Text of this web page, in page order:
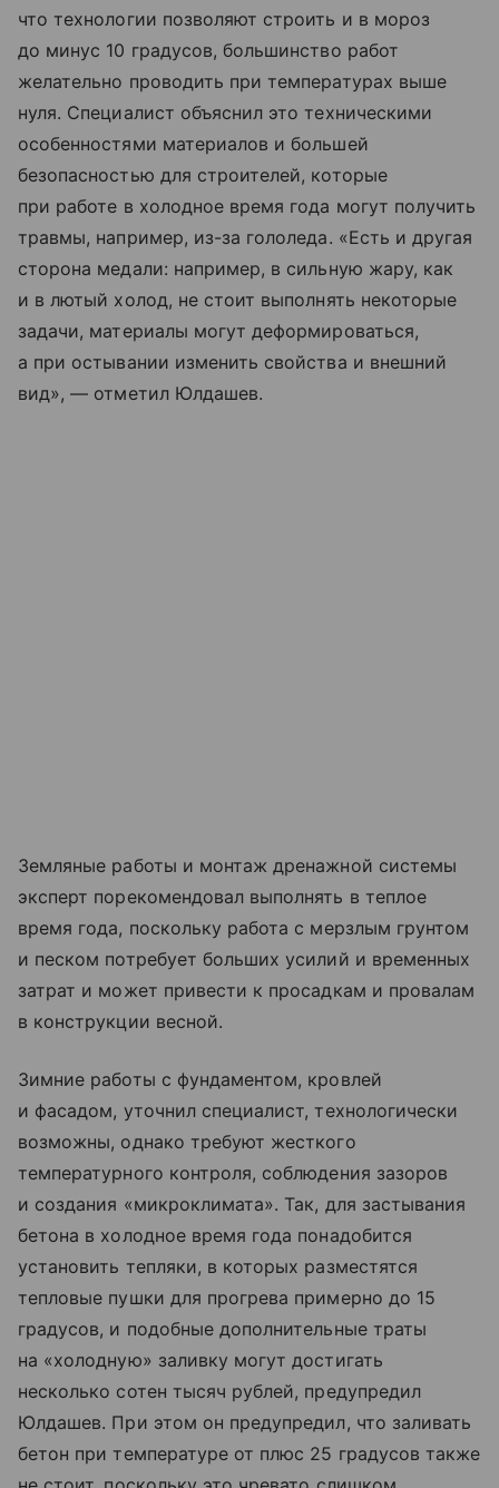
что технологии позволяют строить и в мороз
до минус 10 градусов, большинство работ
желательно проводить при температурах выше
нуля. Специалист объяснил это техническими
особенностями материалов и большей
безопасностью для строителей, которые
при работе в холодное время года могут получить
травмы, например, из-за гололеда. «Есть и другая
сторона медали: например, в сильную жару, как
и в лютый холод, не стоит выполнять некоторые
задачи, материалы могут деформироваться,
а при остывании изменить свойства и внешний
вид», — отметил Юлдашев.
Земляные работы и монтаж дренажной системы
эксперт порекомендовал выполнять в теплое
время года, поскольку работа с мерзлым грунтом
и песком потребует больших усилий и временных
затрат и может привести к просадкам и провалам
в конструкции весной.
Зимние работы с фундаментом, кровлей
и фасадом, уточнил специалист, технологически
возможны, однако требуют жесткого
температурного контроля, соблюдения зазоров
и создания «микроклимата». Так, для застывания
бетона в холодное время года понадобится
установить тепляки, в которых разместятся
тепловые пушки для прогрева примерно до 15
градусов, и подобные дополнительные траты
на «холодную» заливку могут достигать
несколько сотен тысяч рублей, предупредил
Юлдашев. При этом он предупредил, что заливать
бетон при температуре от плюс 25 градусов также